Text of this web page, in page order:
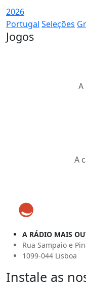
2026
Portugal Seleções
Jogos
A
A
A RÁDIO MAIS
Rua Sampaio e
1099-044 Lisboa
Instale as